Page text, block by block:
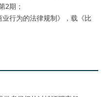
2期；
行为的法律规制》，载《比